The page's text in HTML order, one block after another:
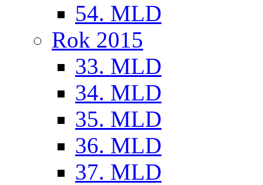
54. MLD
Rok 2015
33. MLD
34. MLD
35. MLD
36. MLD
37. MLD